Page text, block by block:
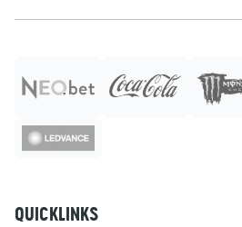
QUICKLINKS